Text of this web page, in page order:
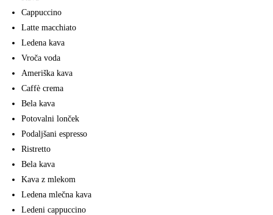
Cappuccino
Latte macchiato
Ledena kava
Vroča voda
Ameriška kava
Caffè crema
Bela kava
Potovalni lonček
Podaljšani espresso
Ristretto
Bela kava
Kava z mlekom
Ledena mlečna kava
Ledeni cappuccino